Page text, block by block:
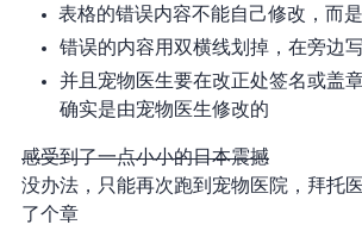
Form AC 表格的错误内容不能自己修改，
错误的内容用双横线划掉，在旁边
并且宠物医生要在改正处签名或盖
确实是由宠物医生修改的
感受到了一点小小的日本震撼
没办法，只能再次跑到宠物医院，拜托
了个章